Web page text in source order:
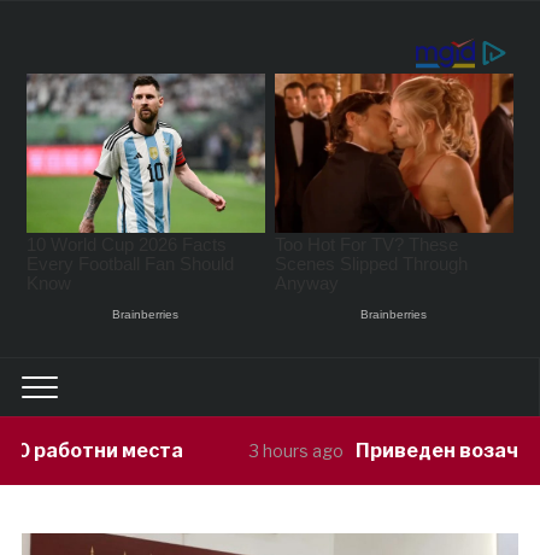
3 hours ago Приведен возач кој ја предизвикал